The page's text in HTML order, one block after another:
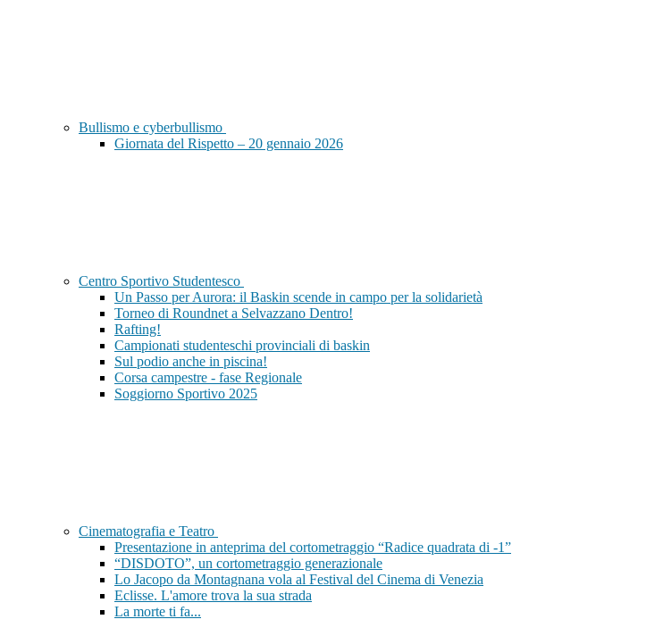
Bullismo e cyberbullismo
Giornata del Rispetto – 20 gennaio 2026
Centro Sportivo Studentesco
Un Passo per Aurora: il Baskin scende in campo per la solidarietà
Torneo di Roundnet a Selvazzano Dentro!
Rafting!
Campionati studenteschi provinciali di baskin
Sul podio anche in piscina!
Corsa campestre - fase Regionale
Soggiorno Sportivo 2025
Cinematografia e Teatro
Presentazione in anteprima del cortometraggio “Radice quadrata di -1”
“DISDOTO”, un cortometraggio generazionale
Lo Jacopo da Montagnana vola al Festival del Cinema di Venezia
Eclisse. L'amore trova la sua strada
La morte ti fa...